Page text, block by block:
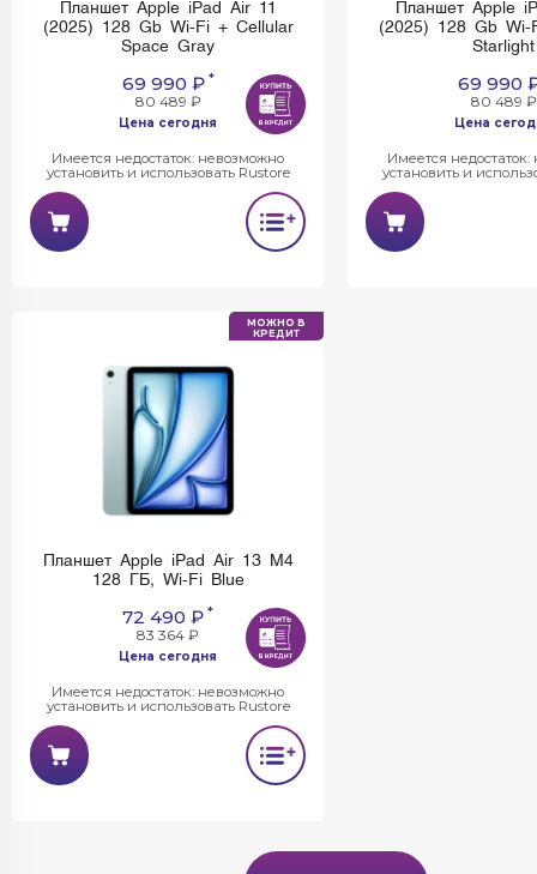
Планшет Apple iPad Air 11
(2025) 128 Gb Wi-Fi + Cellular
Space Gray
69 990 ₽*
80 489 ₽
Цена сегодня
Имеется недостаток: невозможно
установить и использовать Rustore
Планшет Apple
(2025) 128 Gb Wi-
Starlight
69 990
80 489 ₽
Цена
Имеется
установить и
МОЖНО В
КРЕДИТ
Планшет Apple iPad Air 13 M4
128 ГБ, Wi-Fi Blue
72 490 ₽ *
83 364 ₽
Цена сегодня
Имеется недостаток: невозможно
установить и использовать Rustore